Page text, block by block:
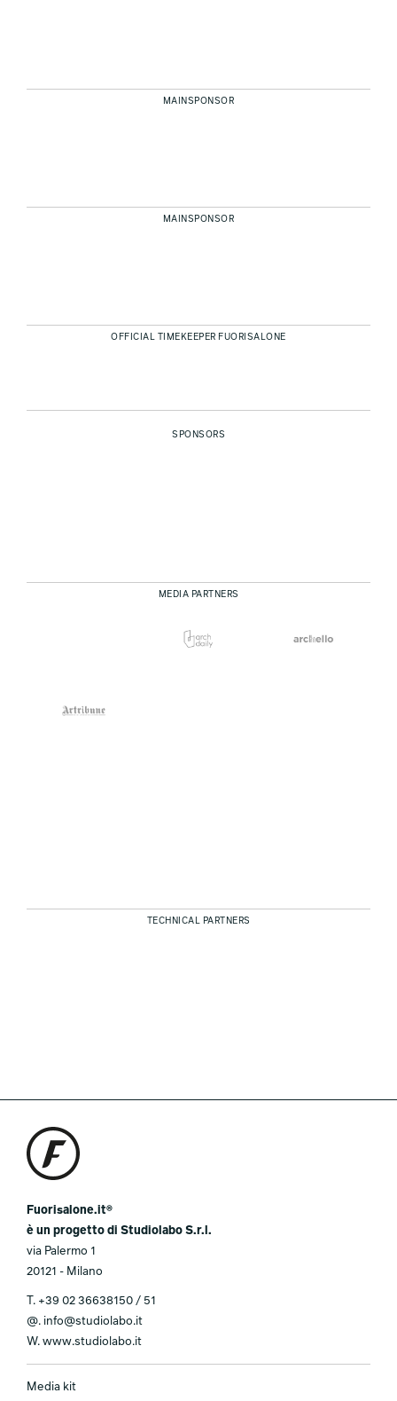
MAINSPONSOR
MAINSPONSOR
OFFICIAL TIMEKEEPER FUORISALONE
SPONSORS
MEDIA PARTNERS
TECHNICAL PARTNERS
Fuorisalone.it®
è un progetto di Studiolabo S.r.l.
via Palermo 1
20121 - Milano
T. +39 02 36638150 / 51
@. info@studiolabo.it
W. www.studiolabo.it
Media kit